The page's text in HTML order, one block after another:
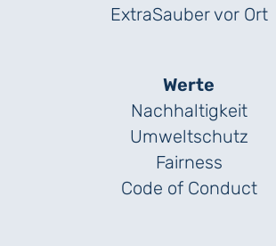
ExtraSauber vor Ort
Werte
Nachhaltigkeit
Umweltschutz
Fairness
Code of Conduct